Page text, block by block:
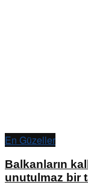
En Güzeller
Balkanların
unutulmaz bir